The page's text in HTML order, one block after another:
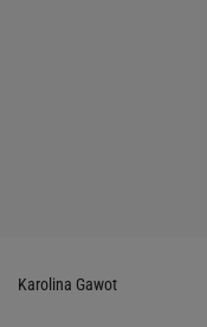
Karolina Gawot